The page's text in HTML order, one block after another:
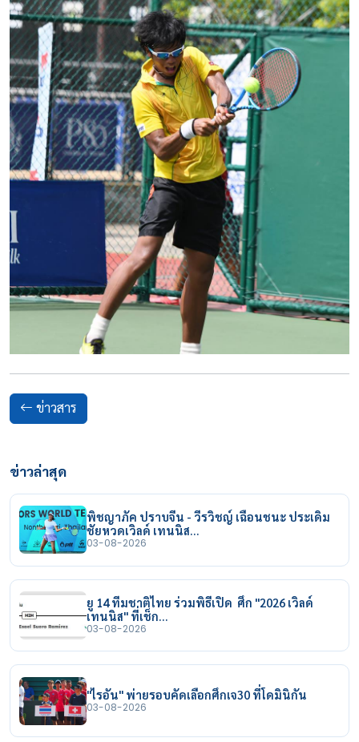
ข่าวสาร
ข่าวล่าสุด
พิชญาภัค ปราบจีน - วีรวิชญ์ เฉือนชนะ ประเดิม
ชัยหวดเวิลด์ เทนนิส…
03-08-2026
ยู 14 ทีมชาติไทย ร่วมพิธีเปิด ศึก "2026 เวิลด์
เทนนิส" ที่เช็ก…
03-08-2026
"ไรอัน" พ่ายรอบคัดเลือกศึกเจ30 ที่โดมินิกัน
03-08-2026